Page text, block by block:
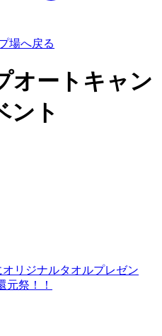
場へ戻る
オートキャン
ント
リジナルタオルプレゼン
元祭！！